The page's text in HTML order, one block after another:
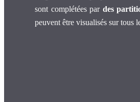
sont complétées par des
peuvent être visualisés sur tous